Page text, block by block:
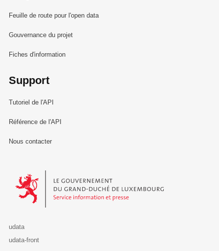
Feuille de route pour l'open data
Gouvernance du projet
Fiches d'information
Support
Tutoriel de l'API
Référence de l'API
Nous contacter
Le Gouvernement du Grand-Duché de Luxembourg - Service
udata
udata-front